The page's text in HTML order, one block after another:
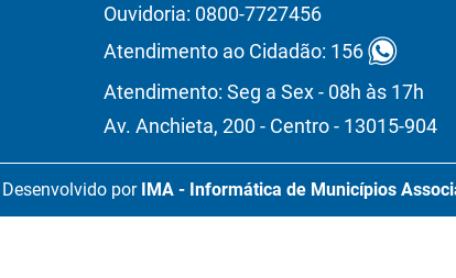
Ouvidoria: 0800-7727456
Atendimento ao Cidadão: 156
Atendimento: Seg a Sex - 08h às 17h
Av. Anchieta, 200 - Centro - 13015-904
Desenvolvido por IMA - Informática de Municípios